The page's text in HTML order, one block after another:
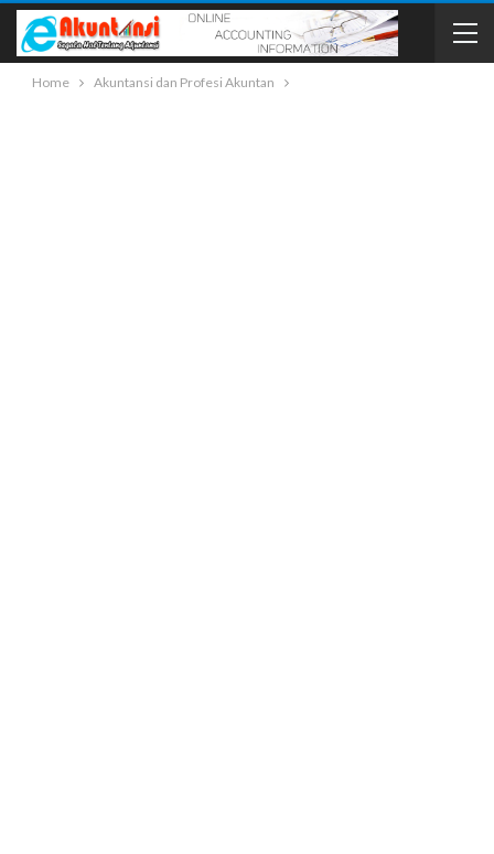
Home Akuntansi dan Profesi Akuntan